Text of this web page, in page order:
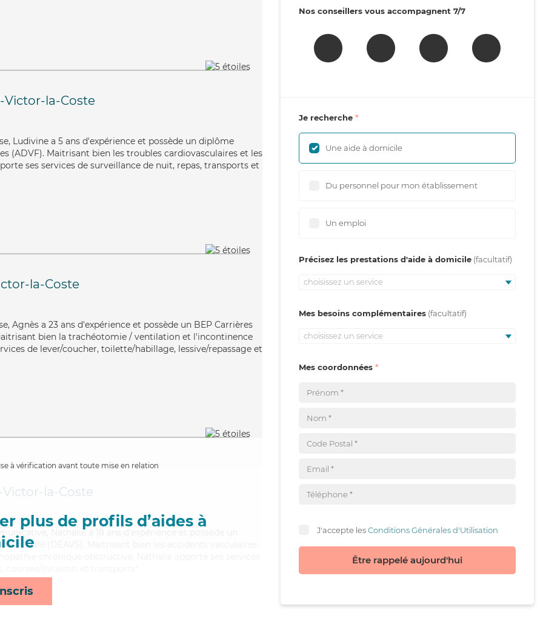
Victor-la-Coste
Ludivine a 5 ans d'expérience et possède un diplôme
(ADVF). Maitrisant bien les troubles cardiovasculaires et les
ses services de surveillance de nuit, repas, transports et
la-Coste
Agnès a 23 ans d'expérience et possède un BEP Carrières
bien la trachéotomie / ventilation et l'incontinence
de lever/coucher, toilette/habillage, lessive/repassage et
à vérification avant toute mise en relation
plus de profils d’aides à
Victor-la-Coste
Nathalie a 18 ans d'expérience et possède un
Sociale (DEAVS). Maitrisant bien les accidents vasculaires
Nos conseillers vous accompagnent 7/7
Je recherche
Une aide à domicile
Du personnel pour mon établissement
Un emploi
Précisez les prestations d'aide à domicile
choisissez un service
Mes besoins complémentaires
choisissez un service
Mes coordonnées
J'accepte lesConditions Générales d'Utilisation
Être rappelé aujourd'hui